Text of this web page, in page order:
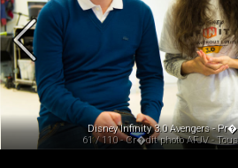
Disney Infinity 3.0 Avengers -
61 / 110 - Cr�dit photo AFJV -